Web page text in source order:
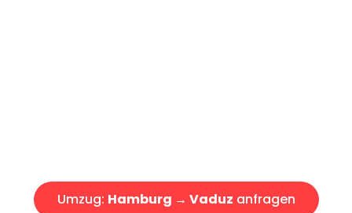
Umzug: Hamburg → Vaduz anfragen